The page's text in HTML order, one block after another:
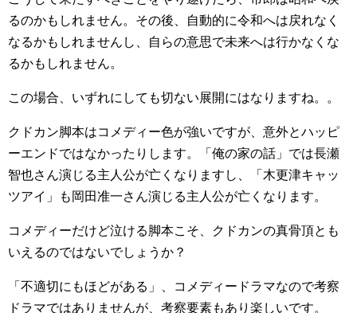
るのかもしれません。その後、自動的に令和へは戻れなく
なるかもしれませんし、自らの意思で未来へは行かなくな
るかもしれません。
この場合、いずれにしても切ない展開にはなりますね。。
クドカン脚本はコメディー色が強いですが、意外とハッピ
ーエンドではなかったりします。「俺の家の話」では長瀬
智也さん演じる主人公が亡くなりますし、「木更津キャッ
ツアイ」も岡田准一さん演じる主人公が亡くなります。
コメディーだけど泣ける脚本こそ、クドカンの真骨頂とも
いえるのではないでしょうか？
「不適切にもほどがある」、コメディードラマなので考察
ドラマではありませんが、考察要素もあり楽しいです。